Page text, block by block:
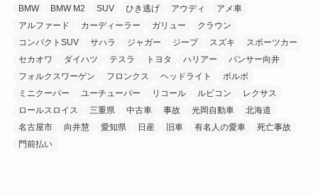
BMW BMW M2 SUV ひき逃げ アウディ
アメ車
アルファード
カーディーラー ガリュー
クラウン
コンパクトSUV
サハラ ジャガー ジープ スズキ
スポーツカー
セカオワ
ダイハツ テスラ トヨタ ハリアー
パンサー向井
フォルクスワーゲン
フロンクス ヘッドライト
ボルボ
ミニクーパー
ユーチューバー リコール ルビコン
レクサス
ロールスロイス
三重県 中古車 事故 光岡自動車
北海道
名古屋市
向井慧 愛知県 日産 旧車 有名人の愛車
死亡事故
門前払い